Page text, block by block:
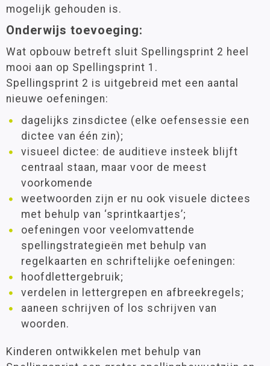
mogelijk gehouden is.
Onderwijs toevoeging:
Wat opbouw betreft sluit Spellingsprint 2 heel
mooi aan op Spellingsprint 1.
Spellingsprint 2 is uitgebreid met een aantal
nieuwe oefeningen:
dagelijks zinsdictee (elke oefensessie een
dictee van één zin);
visueel dictee: de auditieve insteek blijft
centraal staan, maar voor de meest
voorkomende
weetwoorden zijn er nu ook visuele dictees
met behulp van ‘sprintkaartjes’;
oefeningen voor veelomvattende
spellingstrategieën met behulp van
regelkaarten en schriftelijke oefeningen:
hoofdlettergebruik;
verdelen in lettergrepen en afbreekregels;
aaneen schrijven of los schrijven van
woorden.
Kinderen ontwikkelen met behulp van